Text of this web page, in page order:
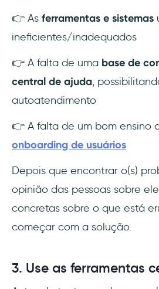
👉 As ferramentas e sistemas
ineficientes/inadequados
👉 A falta de uma base de
central de ajuda,
autoatendimento
👉 A falta de um bom ensino
onboarding de usuários
Depois que encontrar o(s)
opinião das pessoas sobre
concretas sobre o que está
começar com a solução.
3. Use as ferramentas